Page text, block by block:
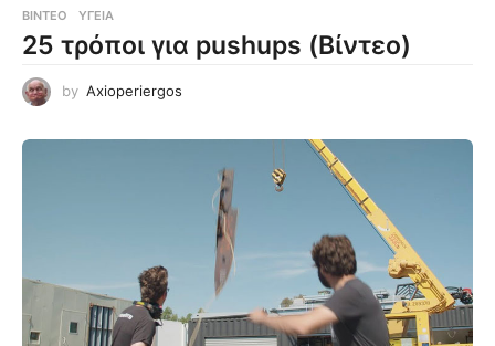
ΒΊΝΤΕΟ ΥΓΕΊΑ
25 τρόποι για pushups (Βίντεο)
by Axioperiergos